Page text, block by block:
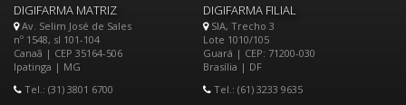
DIGIFARMA MATRIZ
Av. Selim José de Sales
nº 1548, sl 101-104
Canaã | CEP 35164-506
Ipatinga | MG
Tel.: (31) 3801 6700
DIGIFARMA FILIAL
SIA, Trecho 3
Lote 1010/105
Guará | CEP: 71200-030
Brasília | DF
Tel.: (61) 3233 9635